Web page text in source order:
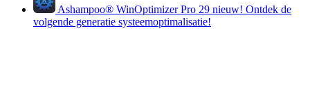
Ashampoo® WinOptimizer Pro 29 nieuw! Ontdek de
volgende generatie systeemoptimalisatie!